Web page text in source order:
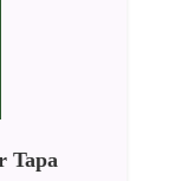
Tapa